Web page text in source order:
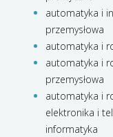
automatyka i
przemysłowa
automatyka i
automatyka i
przemysłowa
automatyka i
elektronika i
informatyka